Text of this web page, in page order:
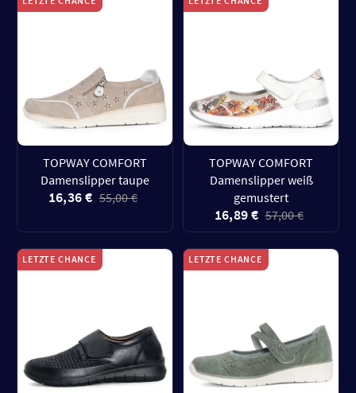
TOPWAY COMFORT
Damenslipper taupe
16,36 € 55,00 €
TOPWAY COMFORT
Damenslipper weiß
gemustert
16,89 € 57,00 €
LETZTE CHANCE LETZTE CHANCE